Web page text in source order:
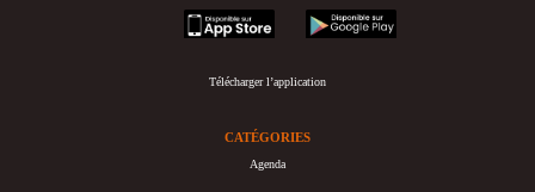
appstore
googleplay
Télécharger l’application
CATÉGORIES
Agenda